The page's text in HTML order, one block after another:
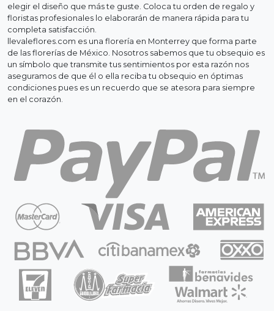
elegir el diseño que más te guste. Coloca tu orden de regalo y
floristas profesionales lo elaborarán de manera rápida para tu
completa satisfacción.
llevaleflores.com es una florería en Monterrey que forma parte
de las florerías de México. Nosotros sabemos que tu obsequio es
un símbolo que transmite tus sentimientos por esta razón nos
aseguramos de que él o ella reciba tu obsequio en óptimas
condiciones pues es un recuerdo que se atesora para siempre
en el corazón.